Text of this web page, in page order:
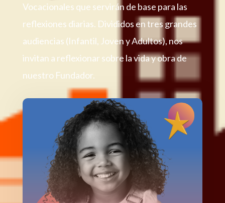
Vocacionales que servirán de base para las
reflexiones diarias. Divididos en tres grandes
audiencias (Infantil, Joven y Adultos), nos
invitan a reflexionar sobre la vida y obra de
nuestro Fundador.